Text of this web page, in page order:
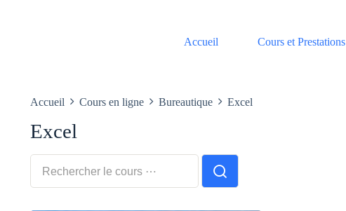
Accueil
Cours et Prestations
Accueil Cours en ligne Bureautique Excel
Excel